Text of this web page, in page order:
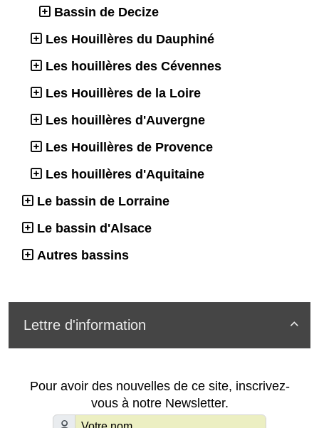
Bassin de Decize
Les Houillères du Dauphiné
Les houillères des Cévennes
Les Houillères de la Loire
Les houillères d'Auvergne
Les Houillères de Provence
Les houillères d'Aquitaine
Le bassin de Lorraine
Le bassin d'Alsace
Autres bassins

Lettre d'information
Pour avoir des nouvelles de ce site, inscrivez-
vous à notre Newsletter.